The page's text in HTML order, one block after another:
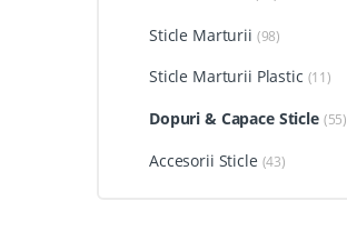
Sticle Marturii (98)
Sticle Marturii Plastic (11)
Dopuri & Capace Sticle (55)
Accesorii Sticle (43)